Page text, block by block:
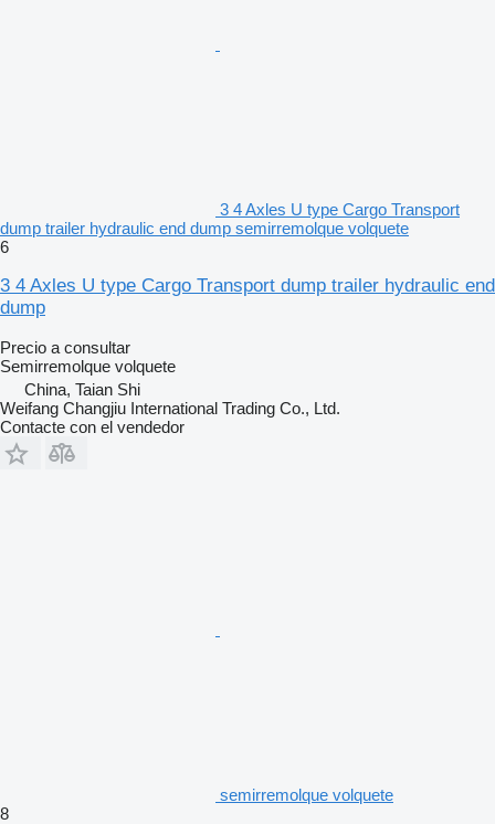
3 4 Axles U type Cargo Transport
dump trailer hydraulic end dump semirremolque volquete
6
3 4 Axles U type Cargo Transport dump trailer hydraulic end
dump
Precio a consultar
Semirremolque volquete
China, Taian Shi
Weifang Changjiu International Trading Co., Ltd.
Contacte con el vendedor
semirremolque volquete
8